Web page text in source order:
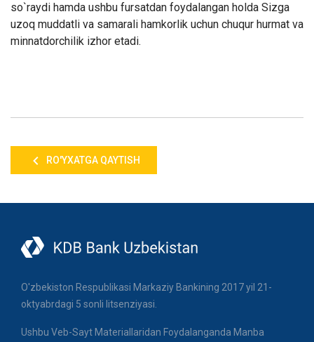
so`raydi hamda ushbu fursatdan foydalangan holda Sizga
uzoq muddatli va samarali hamkorlik uchun chuqur hurmat va
minnatdorchilik izhor etadi.
RO'YXATGA QAYTISH
O'zbekiston Respublikasi Markaziy Bankining 2017 yil 21-
oktyabrdagi 5 sonli litsenziyasi.
Ushbu Veb-Sayt Materiallaridan Foydalanganda Manba